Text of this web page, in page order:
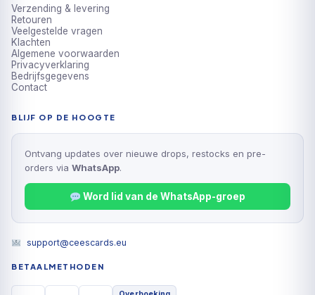
Verzending & levering
Retouren
Veelgestelde vragen
Klachten
Algemene voorwaarden
Privacyverklaring
Bedrijfsgegevens
Contact
BLIJF OP DE HOOGTE
Ontvang updates over nieuwe drops, restocks en pre-
orders via WhatsApp.
Word lid van de WhatsApp-groep
support@ceescards.eu
BETAALMETHODEN